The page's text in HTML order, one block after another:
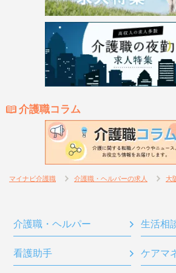
介護職コラム
マイナビ介護職 介護職・ヘルパーの求人 大
介護職・ヘルパー 生活相
看護助手 ケアマ